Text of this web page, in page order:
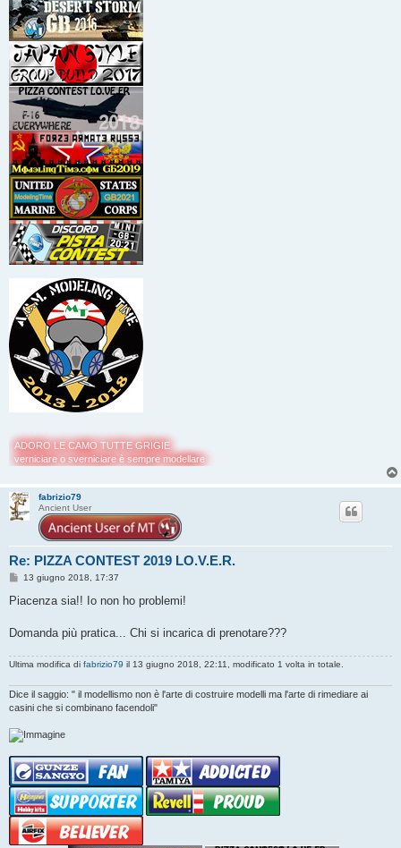
ADORO LE CAMO TUTTE GRIGIE
verniciare o sverniciare è sempre modellare
fabrizio79
Ancient User
Re: PIZZA CONTEST 2019 LO.V.E.R.
M
s
g
o
13 giugno 2018, 17:37
Piacenza sia!! Io non ho problemi!
Domanda più pratica... Chi si incarica di prenotare???
Ultima modifica di fabrizio79 il 13 giugno 2018, 22:11, modificato 1 volta in totale.
Dice il saggio: " il modellismo non è l'arte di costruire modelli ma l'arte di rimediare ai
casini che si combinano facendoli"